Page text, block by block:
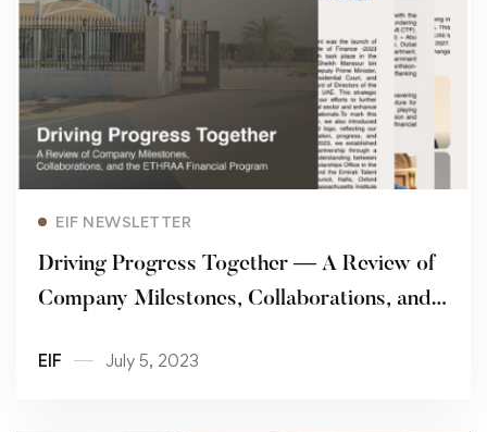
EIF NEWSLETTER
Driving Progress Together — A Review of
Company Milestones, Collaborations, and
EIF July 5, 2023